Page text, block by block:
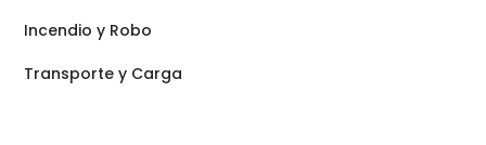
Incendio y Robo
Transporte y Carga